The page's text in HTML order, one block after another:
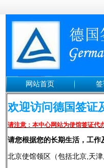
网站首页
欢迎访问德国签
请注意：本中心网站为使馆签证代
请您根据您的长期生活，工
北京使馆领区（包括北京,天